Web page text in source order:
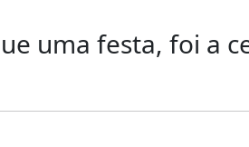
uma festa, foi a